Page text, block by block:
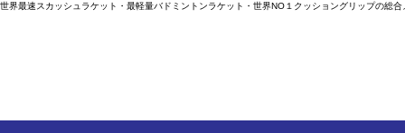
世界最速スカッシュラケット・最軽量バドミントンラケット・世界NO１クッショングリップの総